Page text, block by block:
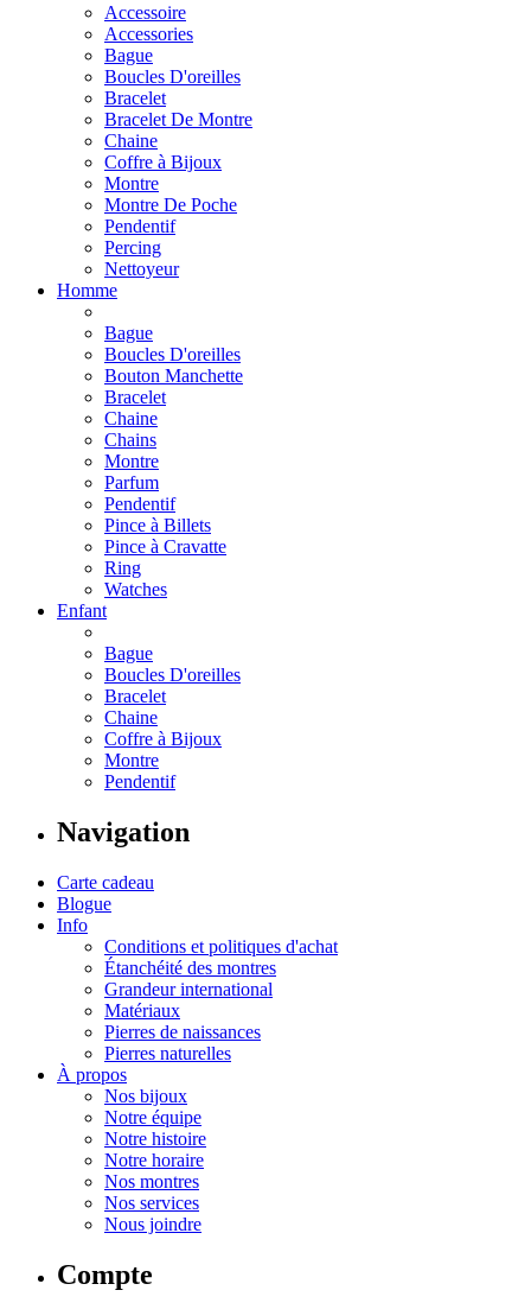
Accessoire
Accessories
Bague
Boucles D'oreilles
Bracelet
Bracelet De Montre
Chaine
Coffre à Bijoux
Montre
Montre De Poche
Pendentif
Percing
Nettoyeur
Homme
Bague
Boucles D'oreilles
Bouton Manchette
Bracelet
Chaine
Chains
Montre
Parfum
Pendentif
Pince à Billets
Pince à Cravatte
Ring
Watches
Enfant
Bague
Boucles D'oreilles
Bracelet
Chaine
Coffre à Bijoux
Montre
Pendentif
Navigation
Carte cadeau
Blogue
Info
Conditions et politiques d'achat
Étanchéité des montres
Grandeur international
Matériaux
Pierres de naissances
Pierres naturelles
À propos
Nos bijoux
Notre équipe
Notre histoire
Notre horaire
Nos montres
Nos services
Nous joindre
Compte